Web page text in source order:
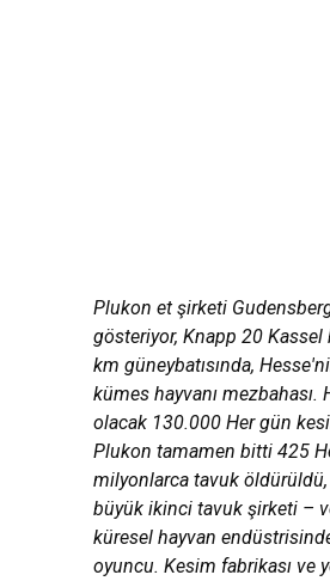
Plukon et şirketi
gösteriyor, Knapp 20
km güneybatısında,
kümes hayvanı mezbahası.
olacak 130.000 Her gün
Plukon tamamen bitti 425
milyonlarca tavuk
büyük ikinci tavuk şirketi –
küresel hayvan
oyuncu. Kesim fabrikası ve